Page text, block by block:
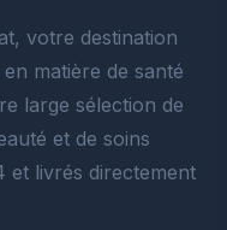
votre destination
matière de santé
large sélection de
et de soins
et livrés directement